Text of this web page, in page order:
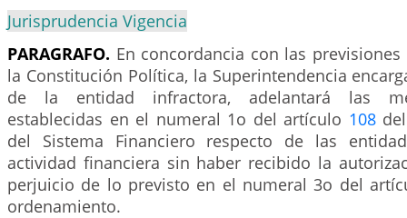
Jurisprudencia Vigencia
PARAGRAFO. En concordancia con las
la Constitución Política, la Superintendencia
de la entidad infractora, adelantará las
establecidas en el numeral 1o del artículo 108del
del Sistema Financiero respecto de las
actividad financiera sin haber recibido la
perjuicio de lo previsto en el numeral 3o del
ordenamiento.